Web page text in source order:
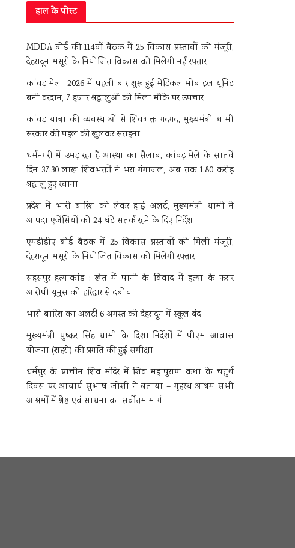
हाल के पोस्ट
MDDA बोर्ड की 114वीं बैठक में 25 विकास प्रस्तावों को मंजूरी,
देहरादून-मसूरी के नियोजित विकास को मिलेगी नई रफ्तार
कांवड़ मेला-2026 में पहली बार शुरू हुई मेडिकल मोबाइल यूनिट
बनी वरदान, 7 हजार श्रद्धालुओं को मिला मौके पर उपचार
कांवड़ यात्रा की व्यवस्थाओं से शिवभक्त गदगद, मुख्यमंत्री धामी
सरकार की पहल की खुलकर सराहना
धर्मनगरी में उमड़ रहा है आस्था का सैलाब, कांवड़ मेले के सातवें
दिन 37.30 लाख शिवभक्तों ने भरा गंगाजल, अब तक 1.80 करोड़
श्रद्धालु हुए रवाना
प्रदेश में भारी बारिश को लेकर हाई अलर्ट, मुख्यमंत्री धामी ने
आपदा एजेंसियों को 24 घंटे सतर्क रहने के दिए निर्देश
एमडीडीए बोर्ड बैठक में 25 विकास प्रस्तावों को मिली मंजूरी,
देहरादून-मसूरी के नियोजित विकास को मिलेगी रफ्तार
सहसपुर हत्याकांड : खेत में पानी के विवाद में हत्या के फरार
आरोपी यूनुस को हरिद्वार से दबोचा
भारी बारिश का अलर्ट! 6 अगस्त को देहरादून में स्कूल बंद
मुख्यमंत्री पुष्कर सिंह धामी के दिशा-निर्देशों में पीएम आवास
योजना (शहरी) की प्रगति की हुई समीक्षा
धर्मपुर के प्राचीन शिव मंदिर में शिव महापुराण कथा के चतुर्थ
दिवस पर आचार्य सुभाष जोशी ने बताया – गृहस्थ आश्रम सभी
आश्रमों में श्रेष्ठ एवं साधना का सर्वोत्तम मार्ग